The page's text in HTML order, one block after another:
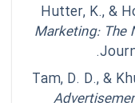
Hutter, K., &
Marketing: The
Tam, D. D., &